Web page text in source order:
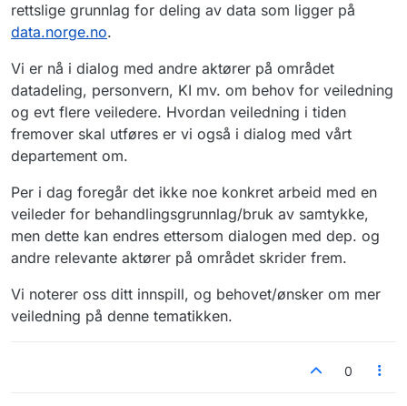
rettslige grunnlag for deling av data som ligger på
data.norge.no.
Vi er nå i dialog med andre aktører på området
datadeling, personvern, KI mv. om behov for veiledning
og evt flere veiledere. Hvordan veiledning i tiden
fremover skal utføres er vi også i dialog med vårt
departement om.
Per i dag foregår det ikke noe konkret arbeid med en
veileder for behandlingsgrunnlag/bruk av samtykke,
men dette kan endres ettersom dialogen med dep. og
andre relevante aktører på området skrider frem.
Vi noterer oss ditt innspill, og behovet/ønsker om mer
veiledning på denne tematikken.
0